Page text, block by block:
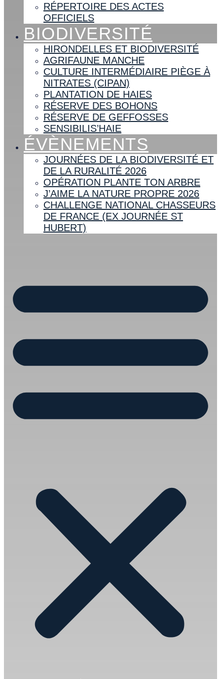
RÉPERTOIRE DES ACTES
OFFICIELS
BIODIVERSITÉ
HIRONDELLES ET BIODIVERSITÉ
AGRIFAUNE MANCHE
CULTURE INTERMÉDIAIRE PIÈGE À
NITRATES (CIPAN)
PLANTATION DE HAIES
RÉSERVE DES BOHONS
RÉSERVE DE GEFFOSSES
SENSIBILIS’HAIE
ÉVÈNEMENTS
JOURNÉES DE LA BIODIVERSITÉ ET
DE LA RURALITÉ 2026
OPÉRATION PLANTE TON ARBRE
J’AIME LA NATURE PROPRE 2026
CHALLENGE NATIONAL CHASSEURS
DE FRANCE (EX JOURNÉE ST
HUBERT)